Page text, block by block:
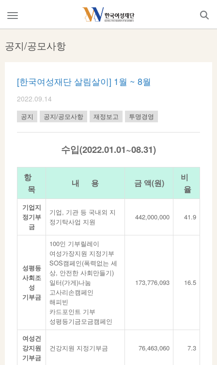
메
뉴
기
공지/공모사항
[한국여성재단 살림살이] 1월 ~ 8월
2022.09.14
공지 공지/공모사항 재정보고 투명경영
수입(2022.01.01~08.31)
항
목
내 용 금 액(원)
비
율
기업지
정기부
금
기업, 기관 등 국내외 지
정기탁사업 지원
442,000,000 41.9
성평등
사회조
성
기부금
100인 기부릴레이
여성가장지원 지정기부
SOS캠페인(폭력없는 세
상, 안전한 사회만들기)
일터(가게)나눔
고사리손캠페인
해피빈
카드포인트 기부
성평등기금모금캠페인
173,776,093 16.5
여성건
강지원
기부금
건강지원 지정기부금 76,463,060 7.3